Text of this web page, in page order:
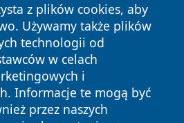
z plików cookies, aby
Używamy także plików
technologii od
w celach
i
Informacje te mogą być
przez naszych
Wszystkie prawa